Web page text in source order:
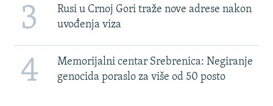
3
Rusi u Crnoj Gori traže nove adrese nakon
uvođenja viza
4
Memorijalni centar Srebrenica: Negiranje
genocida poraslo za više od 50 posto